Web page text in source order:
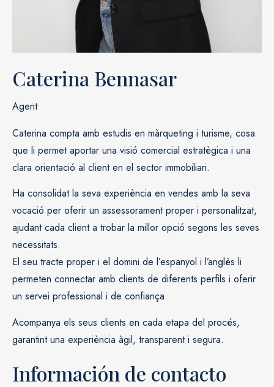
Caterina Bennasar
Agent
Caterina compta amb estudis en màrqueting i turisme, cosa
que li permet aportar una visió comercial estratègica i una
clara orientació al client en el sector immobiliari.
Ha consolidat la seva experiència en vendes amb la seva
vocació per oferir un assessorament proper i personalitzat,
ajudant cada client a trobar la millor opció segons les seves
necessitats.
El seu tracte proper i el domini de l’espanyol i l’anglès li
permeten connectar amb clients de diferents perfils i oferir
un servei professional i de confiança.
Acompanya els seus clients en cada etapa del procés,
garantint una experiència àgil, transparent i segura.
Información de contacto